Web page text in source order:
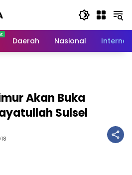
Daerah Nasional
Akan Buka
Sulsel